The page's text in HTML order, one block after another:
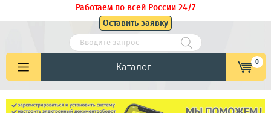
Работаем по всей России 24/7
Оставить заявку
Каталог 0